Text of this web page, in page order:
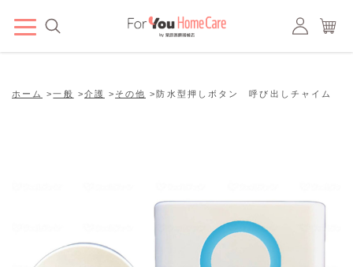
ホーム >一般 >介護 > その他 >防水型押しボタン 呼び出しチャイム